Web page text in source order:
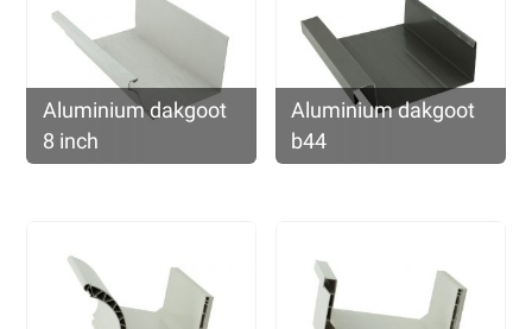
Aluminium dakgoot
8 inch
Aluminium dakgoot
b44